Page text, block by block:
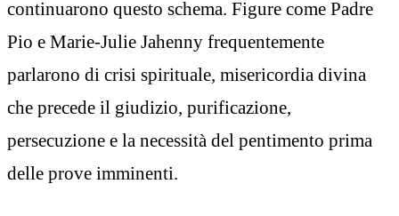
continuarono questo schema. Figure come Padre
Pio e Marie-Julie Jahenny frequentemente
parlarono di crisi spirituale, misericordia divina
che precede il giudizio, purificazione,
persecuzione e la necessità del pentimento prima
delle prove imminenti.